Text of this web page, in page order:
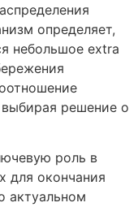
определяет,
небольшое extra
решение о
роль в
для окончания
актуальном